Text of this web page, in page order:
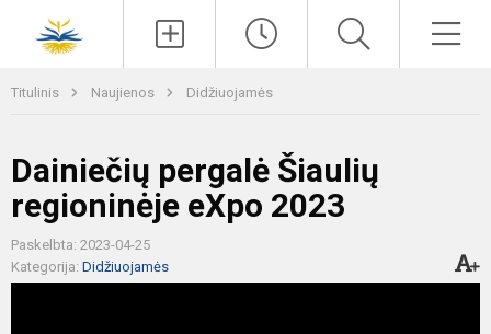
Titulinis Naujienos Didžiuojamės
Dainiečių pergalė Šiaulių
regioninėje eXpo 2023
Paskelbta: 2023-04-25
Kategorija: Didžiuojamės